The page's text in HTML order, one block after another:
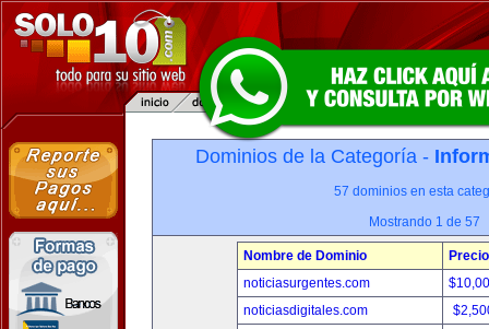
Dominios de la Categoría -
57 dominios en esta
Mostrando 1 de 57
Nombre de Dominio
Precio
noticiasurgentes.com
noticiasdigitales.com